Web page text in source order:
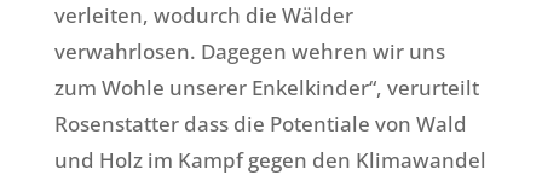
verleiten, wodurch die Wälder
verwahrlosen. Dagegen wehren wir uns
zum Wohle unserer Enkelkinder“, verurteilt
Rosenstatter dass die Potentiale von Wald
und Holz im Kampf gegen den Klimawandel